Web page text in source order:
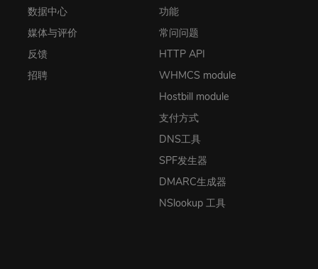
数据中心
媒体与评价
反馈
招聘
功能
常问问题
HTTP API
WHMCS module
Hostbill module
支付方式
DNS工具
SPF发生器
DMARC生成器
NSlookup 工具